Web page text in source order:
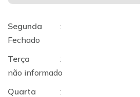
Segunda
:
Fechado
Terça
:
não informado
Quarta
: